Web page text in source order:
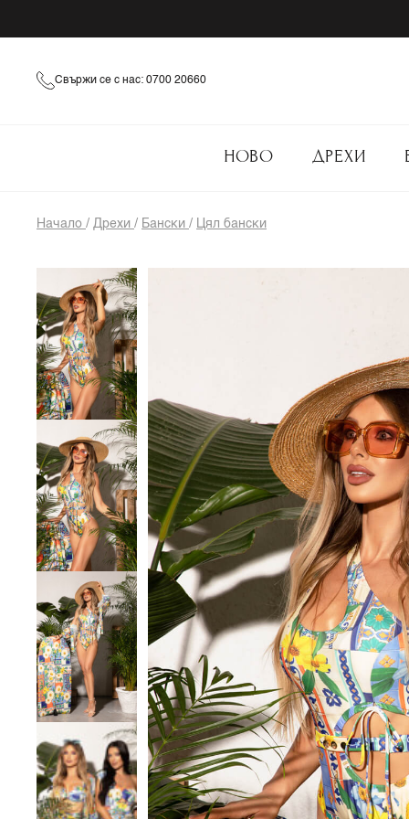
Свържи се с нас: 0700 20660
НОВО ДРЕХИ
Начало / Дрехи / Бански / Цял бански